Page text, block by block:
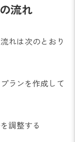
流れ
れは次のとおり
ランを作成して
調整する